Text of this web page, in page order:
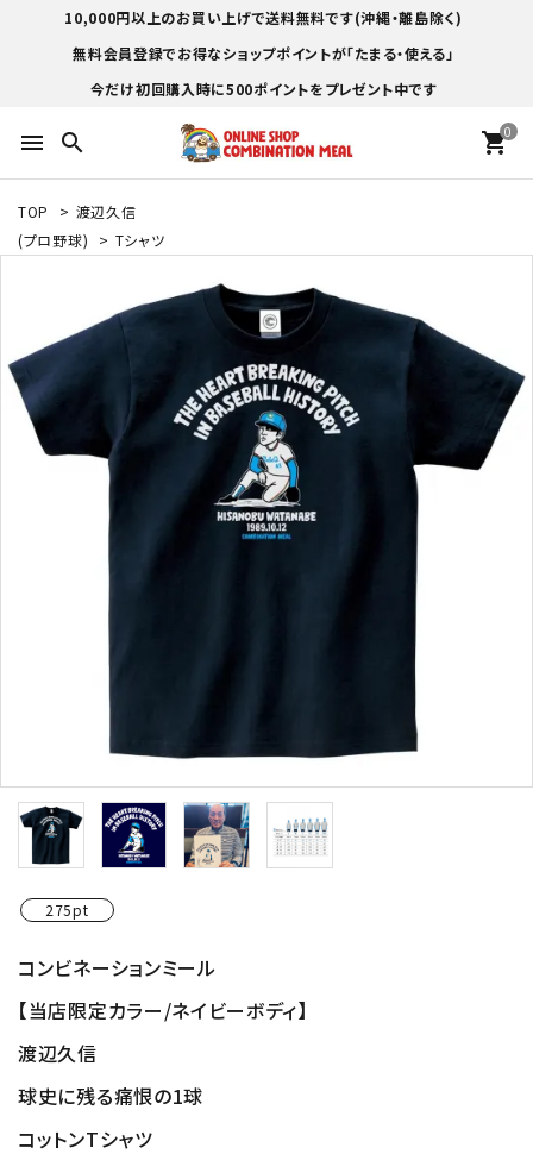
10,000円以上のお買い上げで送料無料です(沖縄・離島除く)
無料会員登録でお得なショップポイントが「たまる・使える」
今だけ初回購入時に500ポイントをプレゼント中です
menu search 0
shopping_cart
TOP > 渡辺久信
(プロ野球)
> Tシャツ
275pt
コンビネーションミール
【当店限定カラー/ネイビーボディ】
渡辺久信
球史に残る痛恨の1球
コットンTシャツ